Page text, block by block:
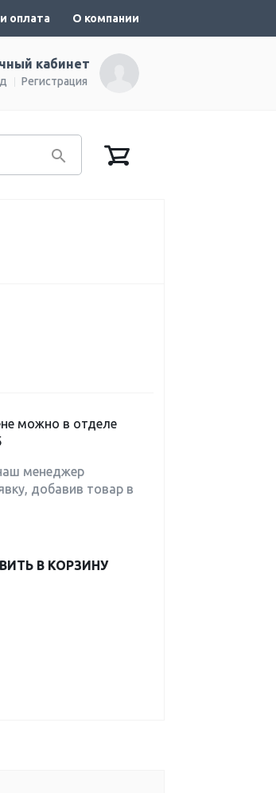
оплата О компании
кабинет
Регистрация
можно в отделе
менеджер
добавив товар в
В КОРЗИНУ